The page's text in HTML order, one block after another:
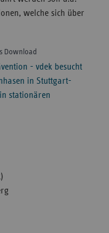
welche sich über
Download
- vdek besucht
in Stuttgart-
stationären